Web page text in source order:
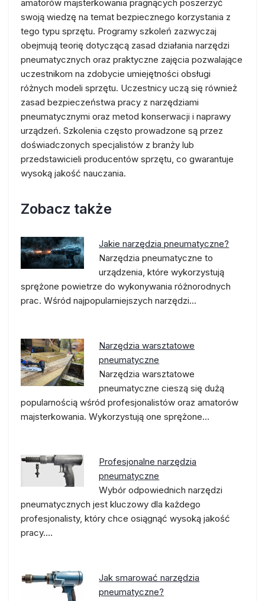
amatorów majsterkowania pragnących poszerzyć
swoją wiedzę na temat bezpiecznego korzystania z
tego typu sprzętu. Programy szkoleń zazwyczaj
obejmują teorię dotyczącą zasad działania narzędzi
pneumatycznych oraz praktyczne zajęcia pozwalające
uczestnikom na zdobycie umiejętności obsługi
różnych modeli sprzętu. Uczestnicy uczą się również
zasad bezpieczeństwa pracy z narzędziami
pneumatycznymi oraz metod konserwacji i naprawy
urządzeń. Szkolenia często prowadzone są przez
doświadczonych specjalistów z branży lub
przedstawicieli producentów sprzętu, co gwarantuje
wysoką jakość nauczania.
Zobacz także
Jakie narzędzia pneumatyczne?
Narzędzia pneumatyczne to
urządzenia, które wykorzystują
sprężone powietrze do wykonywania różnorodnych
prac. Wśród najpopularniejszych narzędzi…
Narzędzia warsztatowe
pneumatyczne
Narzędzia warsztatowe
pneumatyczne cieszą się dużą
popularnością wśród profesjonalistów oraz amatorów
majsterkowania. Wykorzystują one sprężone…
Profesjonalne narzędzia
pneumatyczne
Wybór odpowiednich narzędzi
pneumatycznych jest kluczowy dla każdego
profesjonalisty, który chce osiągnąć wysoką jakość
pracy.…
Jak smarować narzędzia
pneumatyczne?